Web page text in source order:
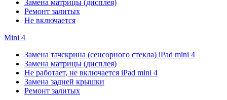
Замена матрицы (дисплея)
Ремонт залитых
Не включается
Mini 4
Замена тачскрина (сенсорного стекла) iPad mini 4
Замена матрицы (дисплея)
Не работает, не включается iPad mini 4
Замена задней крышки
Ремонт залитых